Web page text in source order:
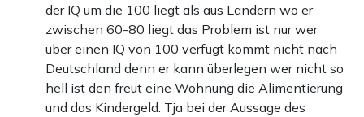
der IQ um die 100 liegt als aus Ländern wo er
zwischen 60-80 liegt das Problem ist nur wer
über einen IQ von 100 verfügt kommt nicht nach
Deutschland denn er kann überlegen wer nicht so
hell ist den freut eine Wohnung die Alimentierung
und das Kindergeld. Tja bei der Aussage des